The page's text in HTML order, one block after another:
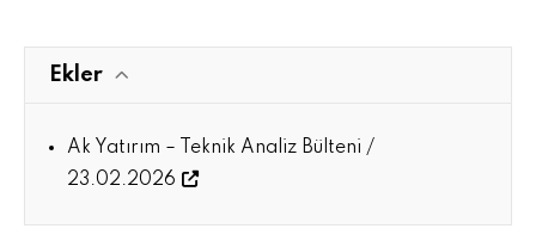
Ekler
Ak Yatırım – Teknik Analiz Bülteni /
23.02.2026